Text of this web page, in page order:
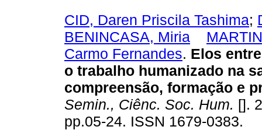
CID, Daren Priscila Tashima;
BENINCASA, Miria
Carmo Fernandes. Elos
o trabalho humanizado na
compreensão, formação e
Semin., Ciênc. Soc. Hum. [].
pp.05-24. ISSN 1679-0383.